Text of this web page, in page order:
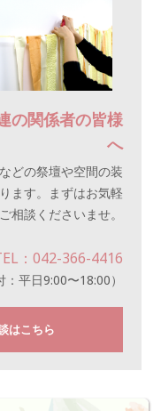
の関係者の皆様
へ
どの祭壇や空間の装
ます。まずはお気軽
相談くださいませ。
：042-366-4416
：平日9:00〜18:00）
はこちら